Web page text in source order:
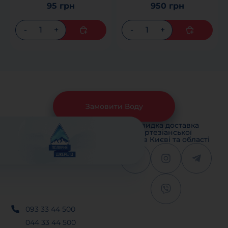
95 грн 950 грн
Швидка доставка
артезіанської
води в Києві та області
093 33 44 500
044 33 44 500
Замовити Воду